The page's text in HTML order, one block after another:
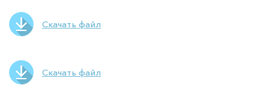
Скачать файл
Скачать файл